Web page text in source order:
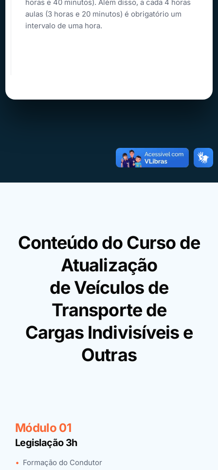
horas e 40 minutos). Além disso, a cada 4 horas
aulas (3 horas e 20 minutos) é obrigatório um
intervalo de uma hora.
Conteúdo do Curso de
Atualização
de Veículos de
Transporte de
Cargas Indivisíveis e
Outras
Módulo 01
Legislação 3h
Formação do Condutor